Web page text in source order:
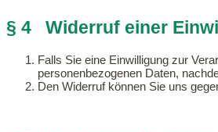
§ 4 Widerruf einer
Falls Sie eine Einwilligung zur
personenbezogenen Daten,
Den Widerruf können Sie uns